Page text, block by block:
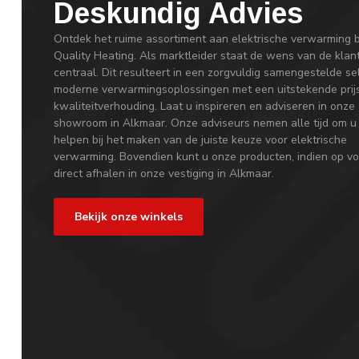
Deskundig Advies
Ontdek het ruime assortiment aan elektrische verwarming
Quality Heating. Als marktleider staat de wens van de
centraal. Dit resulteert in een zorgvuldig samengestelde
moderne verwarmingsoplossingen met een uitstekende
kwaliteitverhouding. Laat u inspireren en adviseren in onze
showroom in Alkmaar. Onze adviseurs nemen alle tijd om
helpen bij het maken van de juiste keuze voor elektrische
verwarming. Bovendien kunt u onze producten, indien op
direct afhalen in onze vestiging in Alkmaar.
Bekijk onze winkels